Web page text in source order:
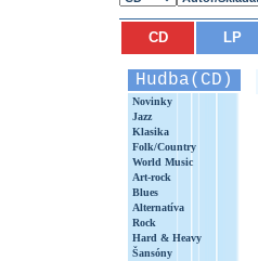
CD LP
Hudba(CD)
Novinky
Jazz
Klasika
Folk/Country
World Music
Art-rock
Blues
Alternatíva
Rock
Hard & Heavy
Šansóny